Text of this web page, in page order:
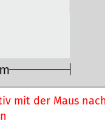
mit der Maus nach